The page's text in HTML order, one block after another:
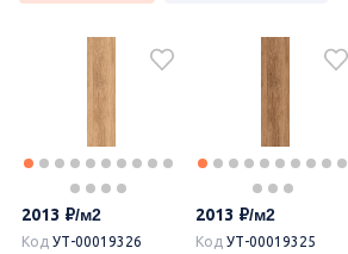
2013
Код УТ-00019326
2013
Код УТ-00019325